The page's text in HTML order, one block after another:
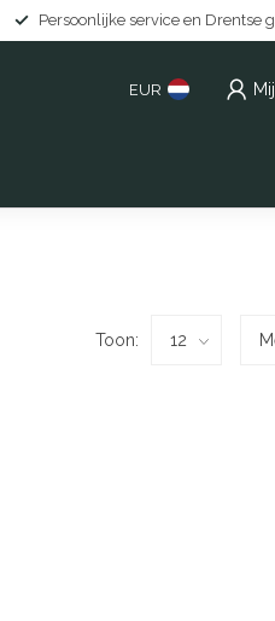
Persoonlijke service en Drentse
EUR
Toon: